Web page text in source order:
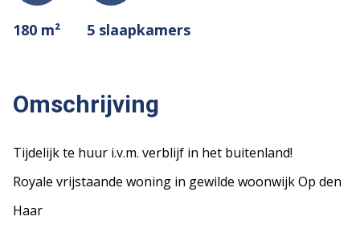
180 m² 5 slaapkamers
Omschrijving
Tijdelijk te huur i.v.m. verblijf in het buitenland!
Royale vrijstaande woning in gewilde woonwijk Op den
Haar